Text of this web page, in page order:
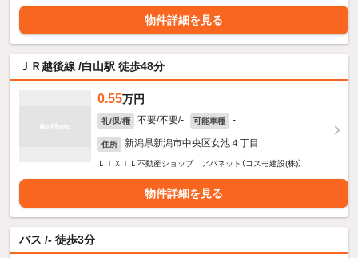
物件詳細を見る
ＪＲ越後線 /白山駅 徒歩48分
0.55万円
礼/保/権 不要/不要/- 可能車種 -
住所 新潟県新潟市中央区女池４丁目
ＬＩＸＩＬ不動産ショップ アパネット（コスモ建設(株)）
物件詳細を見る
バス /- 徒歩3分